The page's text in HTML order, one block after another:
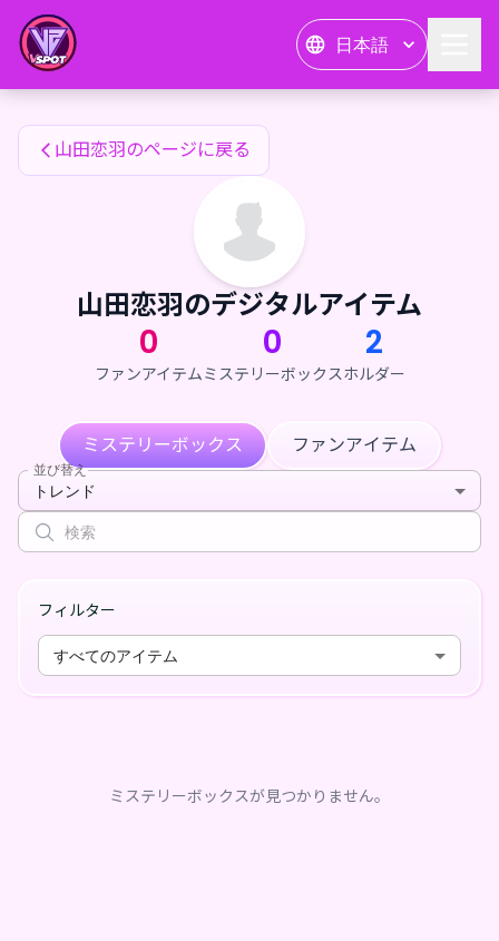
日本語
山田恋羽のファンアイテム
山田恋羽のページに戻る
山田恋羽のデジタルアイテム
0
ファンアイテム
0
ミステリーボックス
2
ホルダー
ミステリーボックス ファンアイテム
並び替え
トレンド
フィルター
すべてのアイテム
ミステリーボックスが見つかりません。
山田恋羽のファンアイテム — 24karat